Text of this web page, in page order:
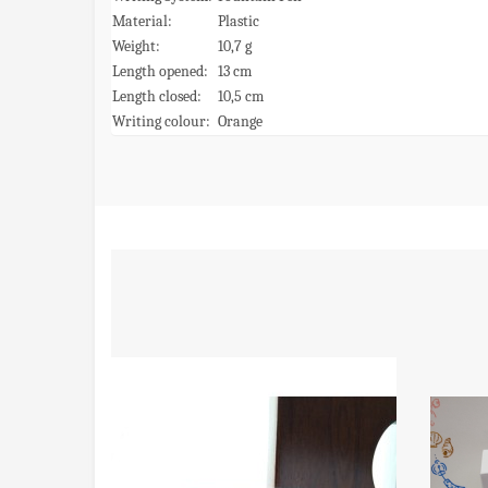
Material:
Plastic
Weight:
10,7 g
Length opened: 13 cm
Length closed:
10,5 cm
Writing colour: Orange